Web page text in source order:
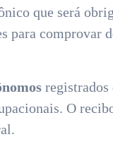
que será
para comprovar
registrados
O